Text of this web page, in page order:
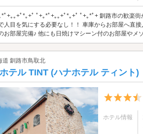
*ﾟ+｡｡+ﾟ*｡+ﾟ ﾟ+｡*ﾟ+｡｡+ﾟ*｡+ﾟ ﾟ+｡*ﾟ+ 釧路市の歓
人目を気にする必要なし！！ 車庫からお部屋へ直
お部屋完備♪ 他にも日焼けマシーン付のお部屋や
道 釧路市鳥取北
テル TINT (ハナホテル ティント)
ホテル情報